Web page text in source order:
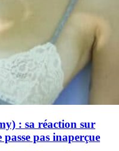
: sa réaction sur
pas inaperçue